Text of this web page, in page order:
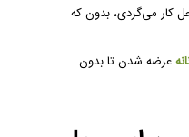
کار می‌گردی، بدون که
عرضه شدن تا بدون